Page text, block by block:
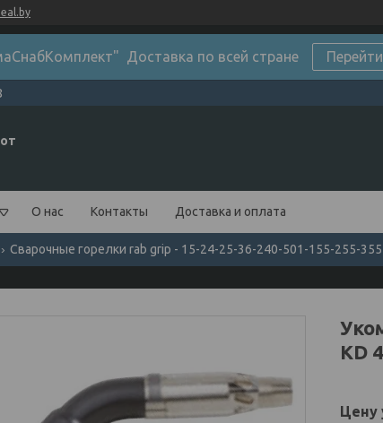
Доставка по всей стране
О нас Контакты Доставка и оплата
Сварочные горелки rab grip - 15-24-25-36-240-501-155-255-355
KD
Цену